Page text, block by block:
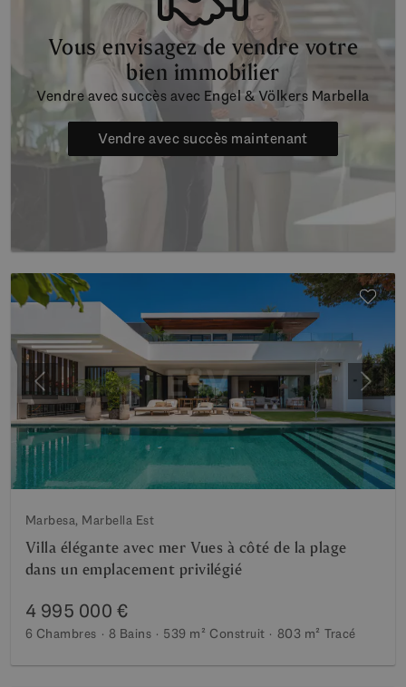
Vous envisagez de vendre votre
bien immobilier
Vendre avec succès avec Engel & Völkers Marbella
Vendre avec succès maintenant
Précédent
Marbesa, Marbella Est
Villa élégante avec mer Vues à côté de la plage
dans un emplacement privilégié
4 995 000 €
6 Chambres 8 Bains 539 m² Construit 803 m² Tracé